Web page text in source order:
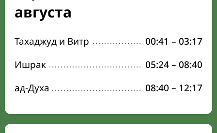
августа
Тахаджуд и Витр 00:41 – 03:17
Ишрак
05:24– 08:40
ад-Духа
08:40 – 12:17